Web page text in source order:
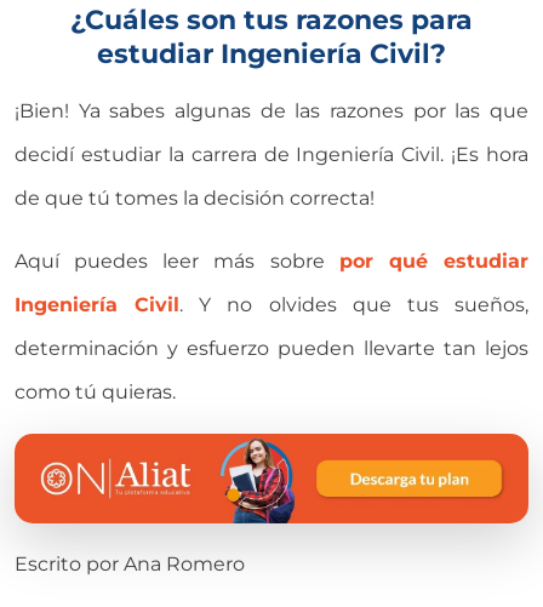
¿Cuáles son tus razones para
estudiar Ingeniería Civil?
¡Bien! Ya sabes algunas de las razones por las que
decidí estudiar la carrera de Ingeniería Civil. ¡Es hora
de que tú tomes la decisión correcta!
Aquí puedes leer más sobre por qué estudiar
Ingeniería Civil. Y no olvides que tus sueños,
determinación y esfuerzo pueden llevarte tan lejos
como tú quieras.
Escrito por Ana Romero